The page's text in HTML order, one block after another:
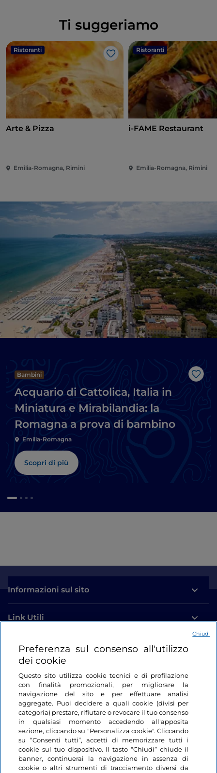
Ti suggeriamo
Ristoranti
Like
Arte & Pizza
Emilia-Romagna, Rimini
Ristoranti
i-FAME Restaurant
Emilia-Romagna, Rimini
Like
Bambini
Acquario di Cattolica, Italia in
Miniatura e Mirabilandia: la
Romagna a prova di bambino
Emilia-Romagna
Scopri di più
Informazioni sul sito
Link Utili
Login
Restiamo in contatto
Preferenza sul consenso all'utilizzo
dei cookie
Questo sito utilizza cookie tecnici e di profilazione
con finalità promozionali, per migliorare la
navigazione del sito e per effettuare analisi
aggregate. Puoi decidere a quali cookie (divisi per
categoria) prestare, rifiutare o revocare il tuo consenso
in qualsiasi momento accedendo all'apposita
sezione, cliccando su "Personalizza cookie". Cliccando
su “Consenti tutti”, accetti di memorizzare tutti i
cookie sul tuo dispositivo. Il tasto “Chiudi” chiude il
banner, continuerai la navigazione in assenza di
cookie o altri strumenti di tracciamento diversi da
Chiudi